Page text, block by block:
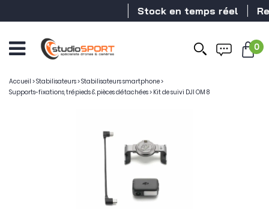
Stock en temps réel
0
Accueil >Stabilisateurs>Stabilisateurs smartphone>
Supports-fixations, trépieds & pièces détachées> Kit de suivi DJI OM 8